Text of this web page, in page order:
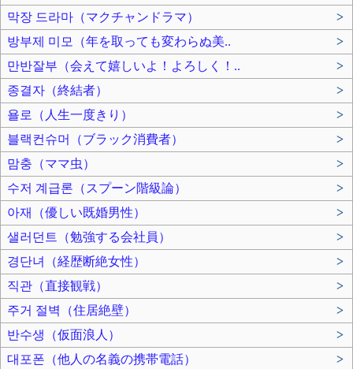
막장 드라마（マクチャンドラマ）
>
방부제 미모（年を取っても変わらぬ美..
>
만반잘부（会えて嬉しいよ！よろしく！..
>
종결자（終結者）
>
욜로（人生一度きり）
>
블랙컨슈머（ブラック消費者）
>
맘충（ママ虫）
>
수저 계급론（スプーン階級論）
>
아재（優しい既婚男性）
>
샐러던트（勉強する会社員）
>
경단녀（経歴断絶女性）
>
직관（直接観戦）
>
주거 절벽（住居絶壁）
>
반수생（仮面浪人）
>
대포폰（他人の名義の携帯電話）
>